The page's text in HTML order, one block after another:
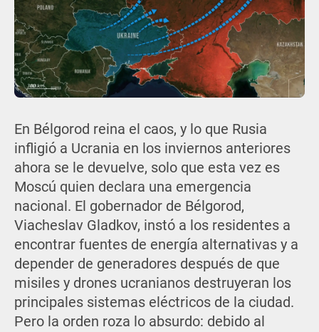
En Bélgorod reina el caos, y lo que Rusia
infligió a Ucrania en los inviernos anteriores
ahora se le devuelve, solo que esta vez es
Moscú quien declara una emergencia
nacional. El gobernador de Bélgorod,
Viacheslav Gladkov, instó a los residentes a
encontrar fuentes de energía alternativas y a
depender de generadores después de que
misiles y drones ucranianos destruyeran los
principales sistemas eléctricos de la ciudad.
Pero la orden roza lo absurdo: debido al